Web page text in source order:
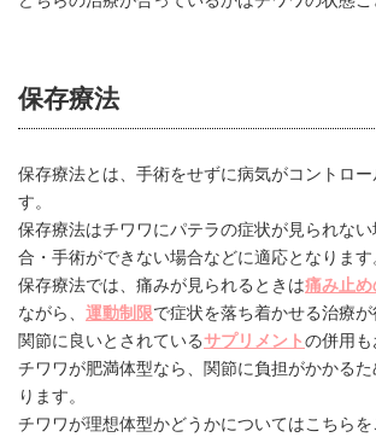
保存療法
保存療法とは、手術をせずに病気がコントロ
す。
保存療法はチワワにパテラの症状が見られな
合・手術ができない場合などに適応となります
保存療法では、痛みが見られるときは痛み止め
ながら、 運動制限で症状を落ち着かせる治療が
関節に良いとされているサプリメントの併用も
チワワが肥満体型なら、関節に負担がかかるた
ります。
チワワが理想体型かどうかについてはこちらを